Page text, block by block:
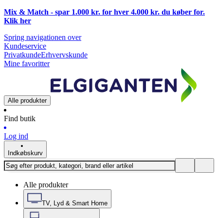
Mix & Match - spar 1.000 kr. for hver 4.000 kr. du køber for.
Klik her
Spring navigationen over
Kundeservice
PrivatkundeErhvervskunde
Mine favoritter
Alle produkter
Find butik
Log ind
Indkøbskurv
Alle produkter
TV, Lyd & Smart Home